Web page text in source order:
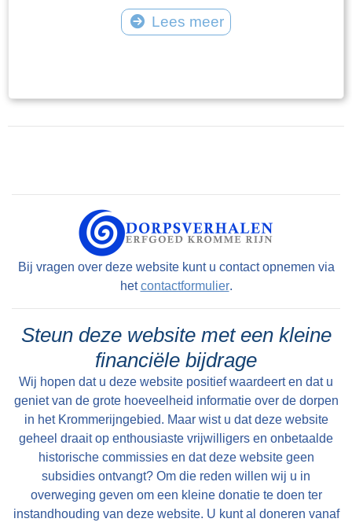
het RABO-bankje, een tijdelijk herkenningspunt
op het kruispunt dat overgaat in de Stationsweg.
aan de Molenweg 1 Het pand aan de
Molenweg heeft voor de familie een bijzondere
begonnen zij hier een eigen
levensmiddelenzaak. Het pand was destijds
eigendom van de ouders van Riek: Marie
Sterkenburg (1888-1958) en Toon Beemer
vader van Marie, Steven Sterkenburg (1853-
1934) vestigde er een schoenmakerij. Marie
was in 1921 getrouwd met Toon Beemer en
samen kregen zij vier kinderen, van wie Riek de
jongste was. Herman kocht zijn
kruidenierswaren in bij de VéGé (Verkoop
Gemeenschap, een voormalige Nederlandse
landelijke organisatie van zelfstandige
kruideniers. In de jaren zestig werd de winkel
Lees meer
Bij vragen over deze website kunt u contact opnemen via
hetcontactformulier.
Steun deze website met een kleine
financiële bijdrage
Wij hopen dat u deze website positief waardeert en dat u
geniet van de grote hoeveelheid informatie over de dorpen
in het Krommerijngebied. Maar wist u dat deze website
geheel draait op enthousiaste vrijwilligers en onbetaalde
historische commissies en dat deze website geen
subsidies ontvangt? Om die reden willen wij u in
overweging geven om een kleine donatie te doen ter
instandhouding van deze website. U kunt al doneren vanaf